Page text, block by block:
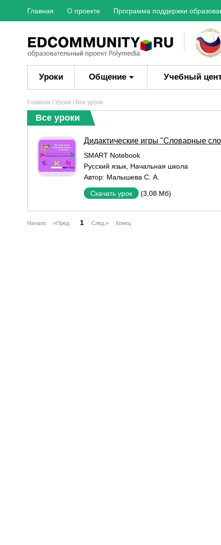
Главная О проекте Программа поддержки
Уроки Общение Учебный
Главная / Уроки / Все уроки
Все уроки
Дидактические игры "Словарные
SMART Notebook
Русский язык Начальная школа
Автор: Малышева С. А.
Скачать урок (3,08 Мб)
Начало «Пред. 1 След.» Конец